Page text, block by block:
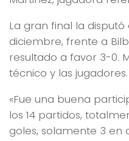
La gran final la disputó
diciembre, frente a
resultado a favor 3-0.
técnico y las jugadores.
«Fue una buena
los 14 partidos,
goles, solamente 3 en